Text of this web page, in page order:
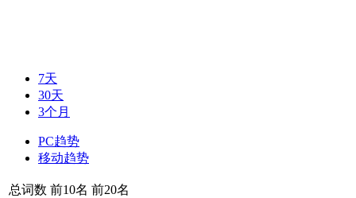
7天
30天
3个月
PC趋势
移动趋势
总词数 前10名 前20名